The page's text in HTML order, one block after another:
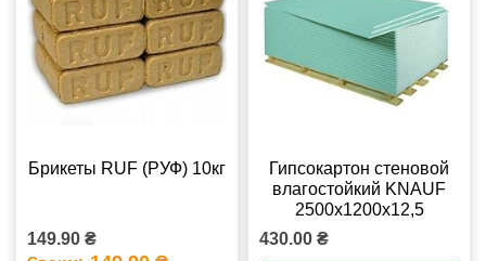
Брикеты RUF (РУФ) 10кг
149.90 ₴
Гипсокартон стеновой
влагостойкий KNAUF
2500х1200х12,5
430.00 ₴